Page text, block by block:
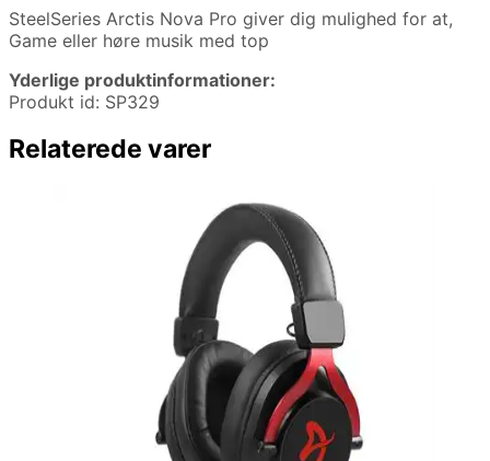
SteelSeries Arctis Nova Pro giver dig mulighed for at,
Game eller høre musik med top
Yderlige produktinformationer:
Produkt id: SP329
Relaterede varer